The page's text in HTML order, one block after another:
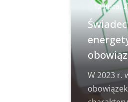
12 lipca,
W 2023 r.